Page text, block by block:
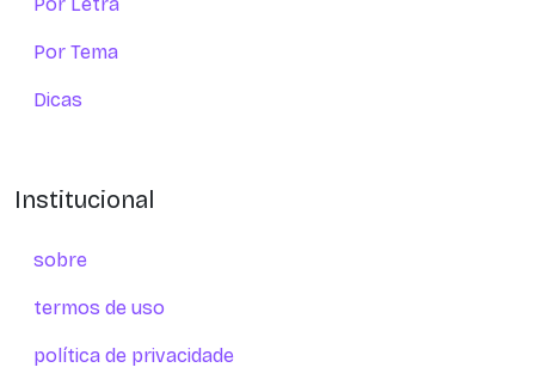
Por Tema
Dicas
Institucional
sobre
termos de uso
política de privacidade